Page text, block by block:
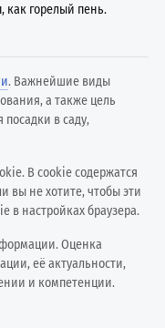
как горелый пень.
. Важнейшие виды
а также цель
в саду,
В cookie содержатся
вы не хотите, чтобы эти
в настройках браузера.
Оценка
её актуальности,
и компетенции.